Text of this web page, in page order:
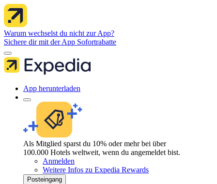
Warum wechselst du nicht zur App?
Sichere dir mit der App Sofortrabatte
App herunterladen
Als Mitglied sparst du 10% oder mehr bei über
100.000 Hotels weltweit, wenn du angemeldet bist.
Anmelden
Weitere Infos zu Expedia Rewards
Posteingang